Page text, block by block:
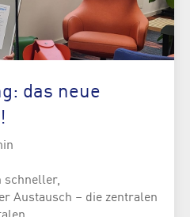
das neue
schneller,
Austausch – die zentralen